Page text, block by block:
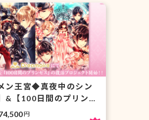
ン王宮◆真夜中のシン
&【100日間のプリンセ
とつのイケメン王
円